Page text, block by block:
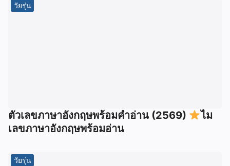
วัยรุ่น
ตัวเลขภาษาอังกฤษพร้อมคำอ่าน (2569)
ไม
เลขภาษาอังกฤษพร้อมอ่าน
วัยรุ่น